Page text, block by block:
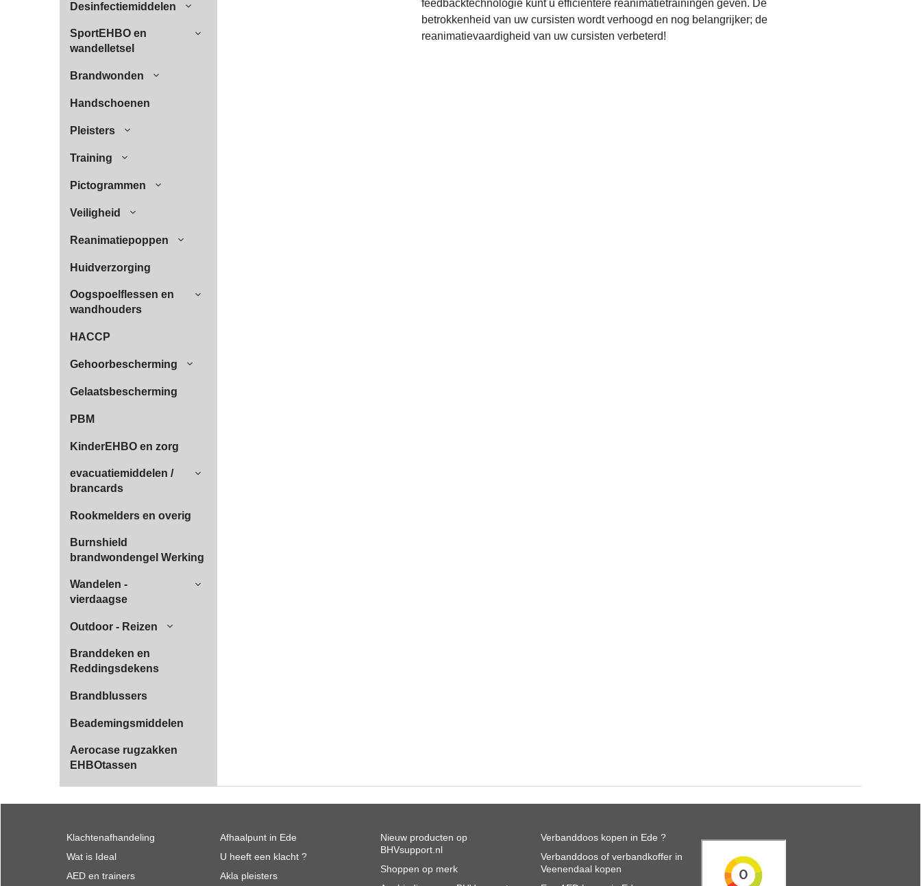
Desinfectiemiddelen
SportEHBO en
wandelletsel
Brandwonden
Handschoenen
Pleisters
Training
Pictogrammen
Veiligheid
Reanimatiepoppen
Huidverzorging
Oogspoelflessen en
wandhouders
HACCP
Gehoorbescherming
Gelaatsbescherming
PBM
KinderEHBO en zorg
evacuatiemiddelen /
brancards
Rookmelders en overig
Burnshield
brandwondengel Werking
Wandelen -
vierdaagse
Outdoor - Reizen
Branddeken en
Reddingsdekens
Brandblussers
Beademingsmiddelen
Aerocase rugzakken
EHBOtassen
feedbacktechnologie kunt u efficiëntere reanimatietrainingen geven. De
betrokkenheid van uw cursisten wordt verhoogd en nog belangrijker; de
reanimatievaardigheid van uw cursisten verbeterd!
Klachtenafhandeling
Wat is Ideal
AED en trainers
Afhaalpunt in Ede
U heeft een klacht ?
Akla pleisters
Nieuw producten op
BHVsupport.nl
Shoppen op merk
Verbanddoos kopen in Ede ?
Verbanddoos of verbandkoffer in
Veenendaal kopen